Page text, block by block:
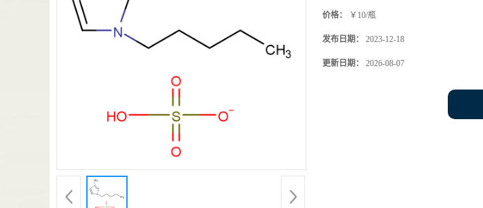
价格： ￥10/瓶
发布日期： 2023-12-18
更新日期： 2026-08-07